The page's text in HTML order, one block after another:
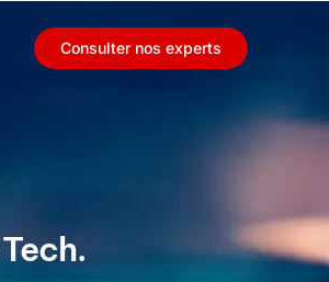
Consulter nos experts